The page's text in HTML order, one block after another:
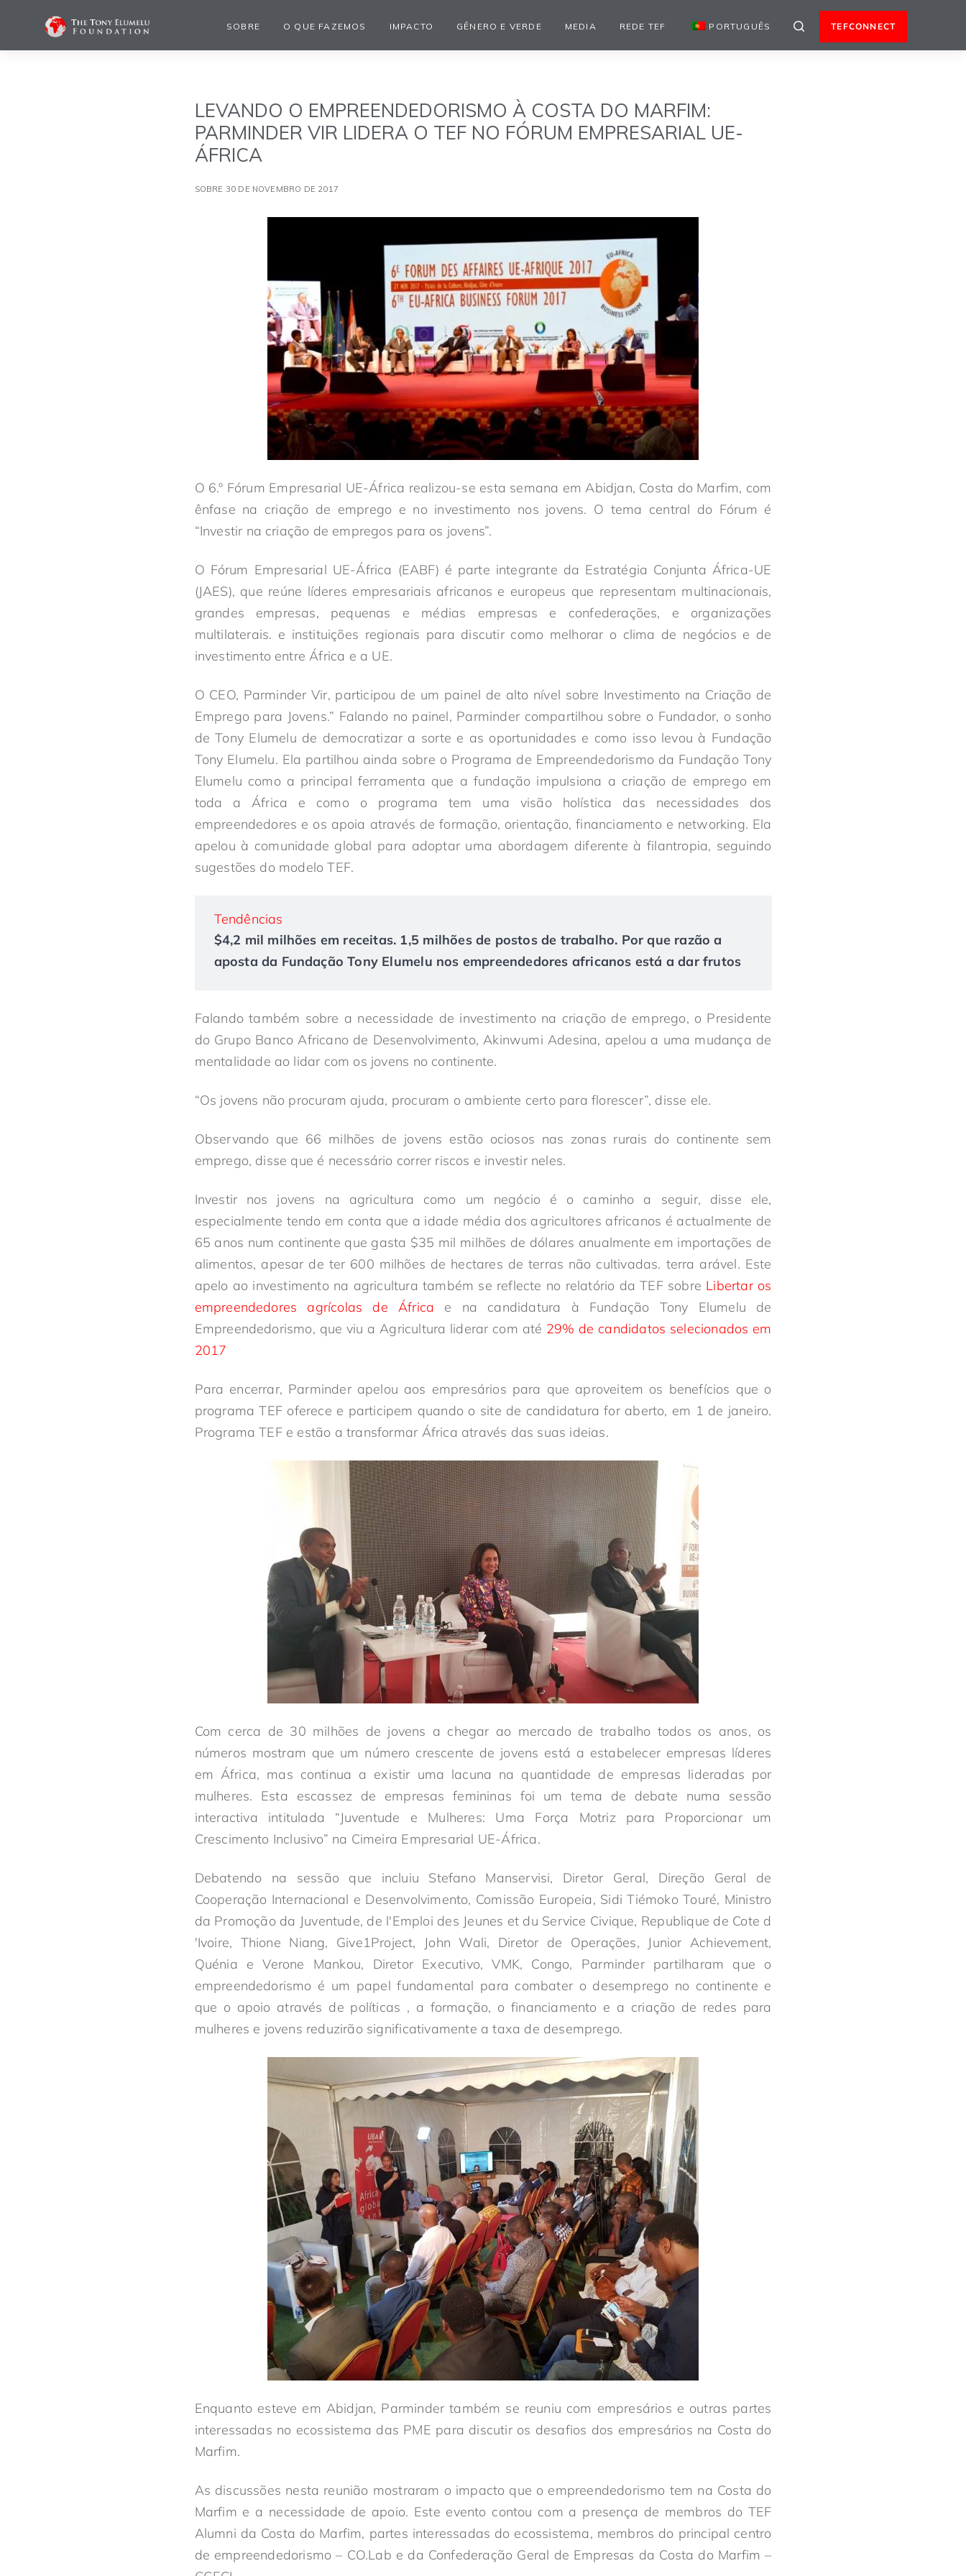
SOBRE O QUE FAZEMOS IMPACTO GÊNERO E VERDE MEDIA REDE TEF PORTUGUÊS TEFCONNECT
LEVANDO O EMPREENDEDORISMO À COSTA DO MARFIM:
PARMINDER VIR LIDERA O TEF NO FÓRUM EMPRESARIAL UE-
ÁFRICA
SOBRE 30 DE NOVEMBRO DE 2017
O 6.º Fórum Empresarial UE-África realizou-se esta semana em Abidjan, Costa do Marfim, com
ênfase na criação de emprego e no investimento nos jovens. O tema central do Fórum é
“Investir na criação de empregos para os jovens”.
O Fórum Empresarial UE-África (EABF) é parte integrante da Estratégia Conjunta África-UE
(JAES), que reúne líderes empresariais africanos e europeus que representam multinacionais,
grandes empresas, pequenas e médias empresas e confederações, e organizações
multilaterais. e instituições regionais para discutir como melhorar o clima de negócios e de
investimento entre África e a UE.
O CEO, Parminder Vir, participou de um painel de alto nível sobre Investimento na Criação de
Emprego para Jovens.” Falando no painel, Parminder compartilhou sobre o Fundador, o sonho
de Tony Elumelu de democratizar a sorte e as oportunidades e como isso levou à Fundação
Tony Elumelu. Ela partilhou ainda sobre o Programa de Empreendedorismo da Fundação Tony
Elumelu como a principal ferramenta que a fundação impulsiona a criação de emprego em
toda a África e como o programa tem uma visão holística das necessidades dos
empreendedores e os apoia através de formação, orientação, financiamento e networking. Ela
apelou à comunidade global para adoptar uma abordagem diferente à filantropia, seguindo
sugestões do modelo TEF.
Tendências
$4,2 mil milhões em receitas. 1,5 milhões de postos de trabalho. Por que razão a
aposta da Fundação Tony Elumelu nos empreendedores africanos está a dar frutos
Falando também sobre a necessidade de investimento na criação de emprego, o Presidente
do Grupo Banco Africano de Desenvolvimento, Akinwumi Adesina, apelou a uma mudança de
mentalidade ao lidar com os jovens no continente.
“Os jovens não procuram ajuda, procuram o ambiente certo para florescer”, disse ele.
Observando que 66 milhões de jovens estão ociosos nas zonas rurais do continente sem
emprego, disse que é necessário correr riscos e investir neles.
Investir nos jovens na agricultura como um negócio é o caminho a seguir, disse ele,
especialmente tendo em conta que a idade média dos agricultores africanos é actualmente de
65 anos num continente que gasta $35 mil milhões de dólares anualmente em importações de
alimentos, apesar de ter 600 milhões de hectares de terras não cultivadas. terra arável. Este
apelo ao investimento na agricultura também se reflecte no relatório da TEF sobre Libertar os
empreendedores agrícolas de África e na candidatura à Fundação Tony Elumelu de
Empreendedorismo, que viu a Agricultura liderar com até 29% de candidatos selecionados em
2017
Para encerrar, Parminder apelou aos empresários para que aproveitem os benefícios que o
programa TEF oferece e participem quando o site de candidatura for aberto, em 1 de janeiro.
Programa TEF e estão a transformar África através das suas ideias.
Com cerca de 30 milhões de jovens a chegar ao mercado de trabalho todos os anos, os
números mostram que um número crescente de jovens está a estabelecer empresas líderes
em África, mas continua a existir uma lacuna na quantidade de empresas lideradas por
mulheres. Esta escassez de empresas femininas foi um tema de debate numa sessão
interactiva intitulada “Juventude e Mulheres: Uma Força Motriz para Proporcionar um
Crescimento Inclusivo” na Cimeira Empresarial UE-África.
Debatendo na sessão que incluiu Stefano Manservisi, Diretor Geral, Direção Geral de
Cooperação Internacional e Desenvolvimento, Comissão Europeia, Sidi Tiémoko Touré, Ministro
da Promoção da Juventude, de l'Emploi des Jeunes et du Service Civique, Republique de Cote d
'Ivoire, Thione Niang, Give1Project, John Wali, Diretor de Operações, Junior Achievement,
Quénia e Verone Mankou, Diretor Executivo, VMK, Congo, Parminder partilharam que o
empreendedorismo é um papel fundamental para combater o desemprego no continente e
que o apoio através de políticas , a formação, o financiamento e a criação de redes para
mulheres e jovens reduzirão significativamente a taxa de desemprego.
Enquanto esteve em Abidjan, Parminder também se reuniu com empresários e outras partes
interessadas no ecossistema das PME para discutir os desafios dos empresários na Costa do
Marfim.
As discussões nesta reunião mostraram o impacto que o empreendedorismo tem na Costa do
Marfim e a necessidade de apoio. Este evento contou com a presença de membros do TEF
Alumni da Costa do Marfim, partes interessadas do ecossistema, membros do principal centro
de empreendedorismo – CO.Lab e da Confederação Geral de Empresas da Costa do Marfim –